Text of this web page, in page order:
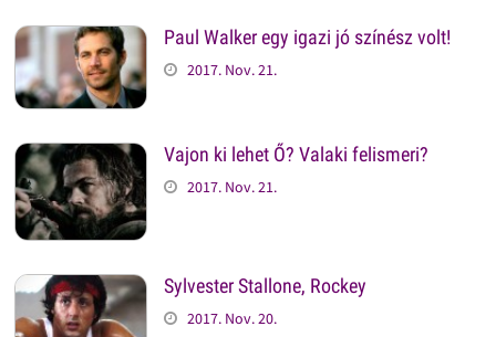
Paul Walker egy igazi jó színész volt!
2017. Nov. 21.
Vajon ki lehet Ő? Valaki felismeri?
2017. Nov. 21.
Sylvester Stallone, Rockey
2017. Nov. 20.